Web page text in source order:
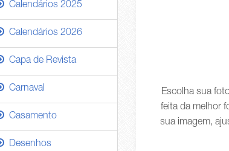
Escolha sua
feita da melhor
sua imagem,
Calendários 2025
Calendários 2026
Capa de Revista
Carnaval
Casamento
Desenhos